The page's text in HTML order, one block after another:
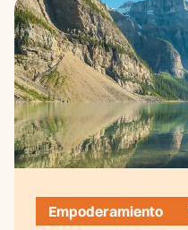
Empoderamiento